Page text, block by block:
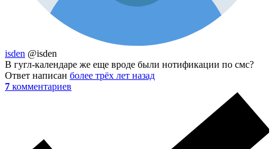
isden @isden
В гугл-календаре же еще вроде были нотификации по смс?
Ответ написан более трёх лет назад
7 комментариев